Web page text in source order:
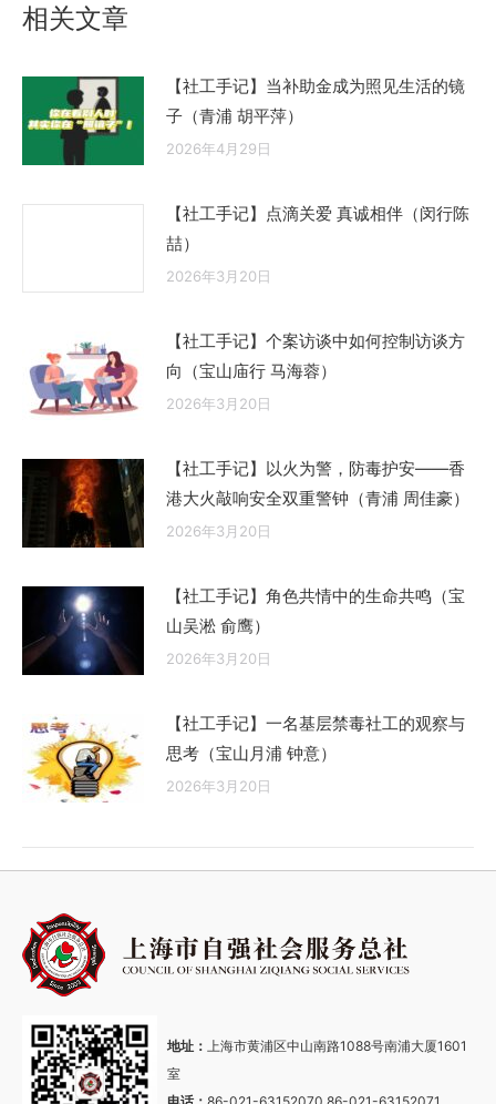
相关文章
【社工手记】当补助金成为照见生活的镜
子（青浦 胡平萍）
2026年4月29日
【社工手记】点滴关爱 真诚相伴（闵行陈
喆）
2026年3月20日
【社工手记】个案访谈中如何控制访谈方
向（宝山庙行 马海蓉）
2026年3月20日
【社工手记】以火为警，防毒护安——香
港大火敲响安全双重警钟（青浦 周佳豪）
2026年3月20日
【社工手记】角色共情中的生命共鸣（宝
山吴淞 俞鹰）
2026年3月20日
【社工手记】一名基层禁毒社工的观察与
思考（宝山月浦 钟意）
2026年3月20日
地址： 上海市黄浦区中山南路1088号南浦大厦1601
室